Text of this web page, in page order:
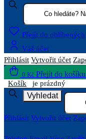
Přejít do oblíbených
Váš účet
Přihlásit Vytvořit účet
0 Kč Přejít do košíku
Košík je prázdný
Vyhledat
Přihlásit Vytvořit účet